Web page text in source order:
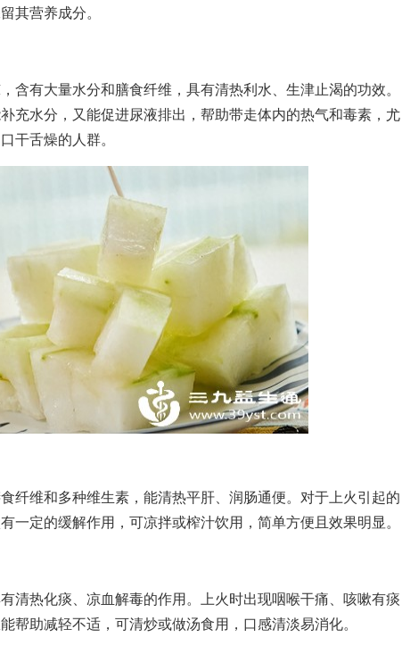
其营养成分。
有大量水分和膳食纤维，具有清热利水、生津止渴的功效。
补充水分，又能促进尿液排出，帮助带走体内的热气和毒素，尤
干舌燥的人群。
维和多种维生素，能清热平肝、润肠通便。对于上火引起的
一定的缓解作用，可凉拌或榨汁饮用，简单方便且效果明显。
热化痰、凉血解毒的作用。上火时出现咽喉干痛、咳嗽有痰
帮助减轻不适，可清炒或做汤食用，口感清淡易消化。